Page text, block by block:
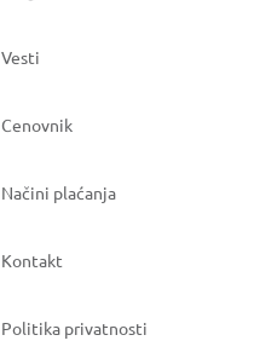
Vesti
Cenovnik
Načini plaćanja
Kontakt
Politika privatnosti